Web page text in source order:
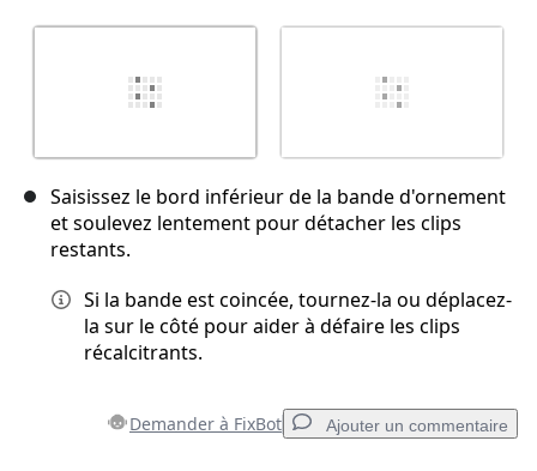
Saisissez le bord inférieur de la bande d'ornement
et soulevez lentement pour détacher les clips
restants.
Si la bande est coincée, tournez-la ou déplacez-
la sur le côté pour aider à défaire les clips
récalcitrants.
Demander à FixBot Ajouter un commentaire